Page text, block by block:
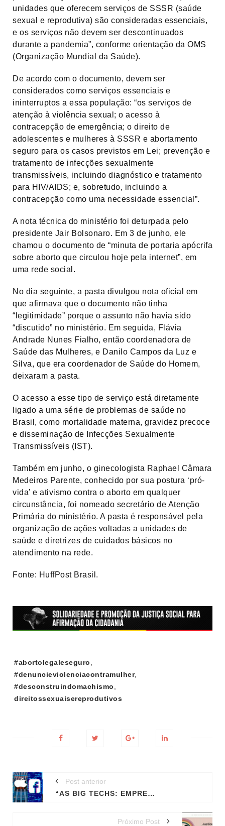
unidades que oferecem serviços de SSSR (saúde
sexual e reprodutiva) são consideradas essenciais,
e os serviços não devem ser descontinuados
durante a pandemia”, conforme orientação da OMS
(Organização Mundial da Saúde).
De acordo com o documento, devem ser
considerados como serviços essenciais e
ininterruptos a essa população: “os serviços de
atenção à violência sexual; o acesso à
contracepção de emergência; o direito de
adolescentes e mulheres à SSSR e abortamento
seguro para os casos previstos em Lei; prevenção e
tratamento de infecções sexualmente
transmissíveis, incluindo diagnóstico e tratamento
para HIV/AIDS; e, sobretudo, incluindo a
contracepção como uma necessidade essencial”.
A nota técnica do ministério foi deturpada pelo
presidente Jair Bolsonaro. Em 3 de junho, ele
chamou o documento de “minuta de portaria apócrifa
sobre aborto que circulou hoje pela internet”, em
uma rede social.
No dia seguinte, a pasta divulgou nota oficial em
que afirmava que o documento não tinha
“legitimidade” porque o assunto não havia sido
“discutido” no ministério. Em seguida, Flávia
Andrade Nunes Fialho, então coordenadora de
Saúde das Mulheres, e Danilo Campos da Luz e
Silva, que era coordenador de Saúde do Homem,
deixaram a pasta.
O acesso a esse tipo de serviço está diretamente
ligado a uma série de problemas de saúde no
Brasil, como mortalidade materna, gravidez precoce
e disseminação de Infecções Sexualmente
Transmissíveis (IST).
Também em junho, o ginecologista Raphael Câmara
Medeiros Parente, conhecido por sua postura ‘pró-
vida’ e ativismo contra o aborto em qualquer
circunstância, foi nomeado secretário de Atenção
Primária do ministério. A pasta é responsável pela
organização de ações voltadas a unidades de
saúde e diretrizes de cuidados básicos no
atendimento na rede.
Fonte: HuffPost Brasil.
Tags:
#abortolegaleseguro
#denuncieviolenciacontramulher,
#desconstruindomachismo
direitossexuaisereprodutivos
Post anterior
“AS BIG TECHS: EMPRESAS MONOPOLISTAS EM ESCALA GLOBAL”
Próximo Post